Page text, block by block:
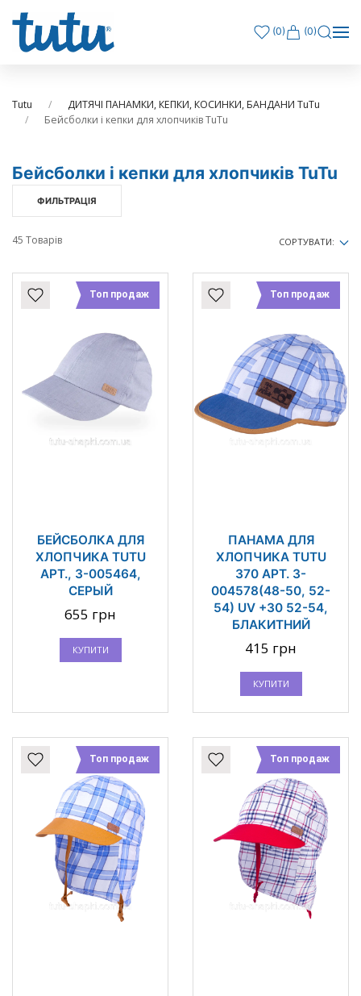
(0) (0)
Tutu
ДИТЯЧІ ПАНАМКИ, КЕПКИ, КОСИНКИ, БАНДАНИ TuTu
Бейсболки і кепки для хлопчиків TuTu
Бейсболки і кепки для хлопчиків TuTu
ФИЛЬТРАЦІЯ
45 Товарів СОРТУВАТИ:
Топ продаж
БЕЙСБОЛКА ДЛЯ
ХЛОПЧИКА TUTU
АРТ., 3-005464,
СЕРЫЙ
655 грн
КУПИТИ
Топ продаж
ПАНАМА ДЛЯ
ХЛОПЧИКА TUTU
370 АРТ. 3-
004578(48-50, 52-
54) UV +30 52-54,
БЛАКИТНИЙ
415 грн
КУПИТИ
Топ продаж Топ продаж